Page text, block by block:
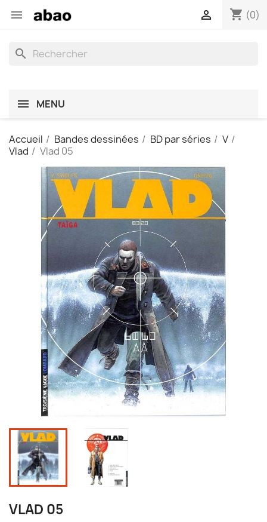
 shopping_cart (0)

search
MENU
Accueil Bandes dessinées BD par séries
V
Vlad
Vlad 05
VLAD 05